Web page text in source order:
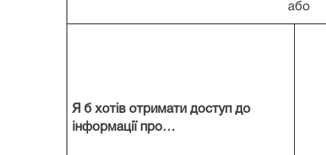
або
Я б хотів отримати доступ до
інформації про…